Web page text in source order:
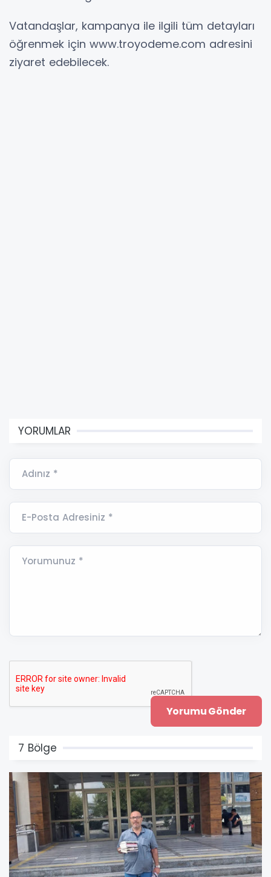
Vatandaşlar, kampanya ile ilgili tüm detayları
öğrenmek için www.troyodeme.com adresini
ziyaret edebilecek.
YORUMLAR
Adınız *
E-Posta Adresiniz *
Yorumunuz *
7 Bölge